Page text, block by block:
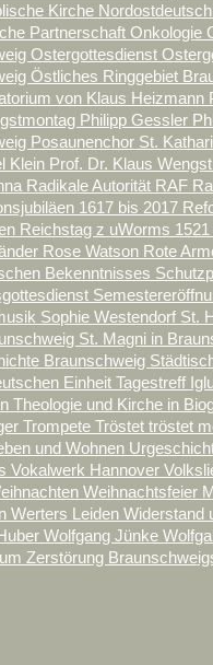
Kirche
Partnerschaft Onkologie
Ostergottesdienst
Östliches Ringgebiet
von Klaus Heizmann
Philipp Gessler
Posaunenchor St.
Klein Prof. Dr. Klaus Wengst
Radikale Autorität RAF
1617 bis 2017
Reichstag z uWorms 1521
Rose Watson Rote
Bekenntnisses
Sophie Westendorf St.
St. Magni in
Braunschweig
Einheit Tagestreff
Theologie und Kirche in
Trompete Tröstet tröstet
und Wohnen
Vokalwerk Hannover
Weihnachtsfeier
Werters Leiden Widerstand
Wolfgang Jünke
Zerstörung